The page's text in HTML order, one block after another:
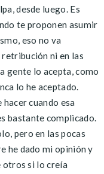
desde luego. Es
te proponen asumir
eso no va
retribución ni en las
gente lo acepta, como
lo he aceptado.
cuando esa
bastante complicado.
pero en las pocas
he dado mi opinión y
si lo creía